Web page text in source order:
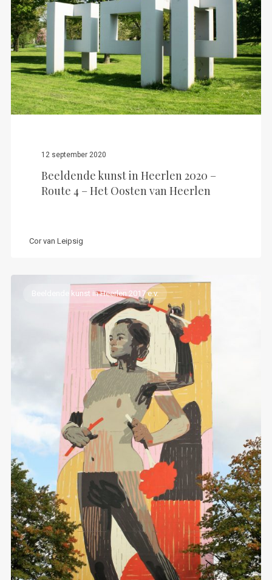
12 september 2020
Beeldende kunst in Heerlen 2020 –
Route 4 – Het Oosten van Heerlen
Cor van Leipsig
Beeldende kunst in Heerlen 2017 e.v.